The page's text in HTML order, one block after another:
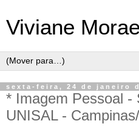
Viviane
sexta-feira, 24 de janeiro
* Imagem Pessoal -
UNISAL -